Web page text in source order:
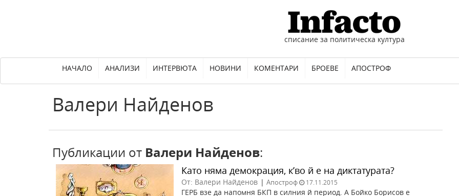
списание за политическа култура
НАЧАЛО АНАЛИЗИ ИНТЕРВЮТА НОВИНИ КОМЕНТАРИ БРОЕВЕ АПОСТРОФ
Валери Найденов
Публикации от Валери Найденов:
Като няма демокрация, к’во й е на диктатурата?
От: Валери Найденов | Апостроф 17.11.2015
ГЕРБ взе да напомня БКП в силния й период. А Бойко Борисов е